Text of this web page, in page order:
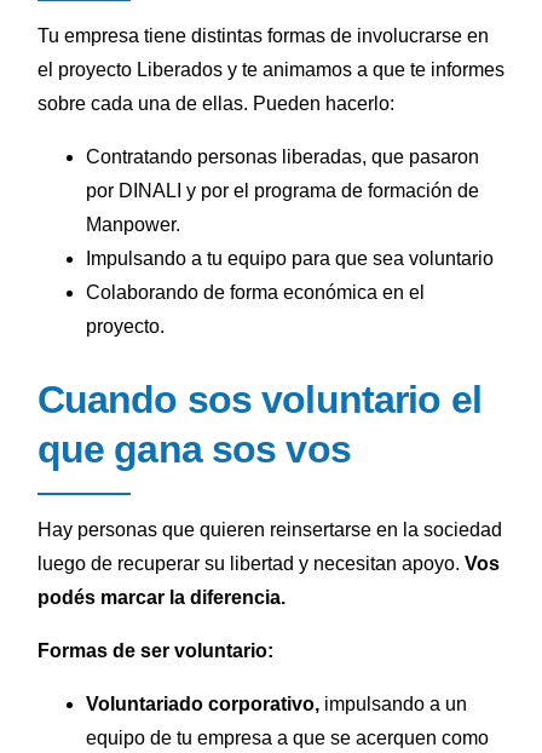
Tu empresa tiene distintas formas de involucrarse en
el proyecto Liberados y te animamos a que te informes
sobre cada una de ellas. Pueden hacerlo:
Contratando personas liberadas, que pasaron
por DINALI y por el programa de formación de
Manpower.
Impulsando a tu equipo para que sea voluntario
Colaborando de forma económica en el
proyecto.
Cuando sos voluntario el
que gana sos vos
Hay personas que quieren reinsertarse en la sociedad
luego de recuperar su libertad y necesitan apoyo. Vos
podés marcar la diferencia.
Formas de ser voluntario:
Voluntariado corporativo, impulsando a un
equipo de tu empresa a que se acerquen como